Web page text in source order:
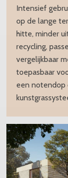
Intensief
op de lange
hitte, minder
recycling,
vergelijkbaar
toepasbaar
een notendop